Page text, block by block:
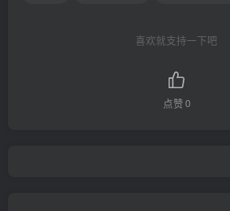
喜欢就支持一下吧
点赞0